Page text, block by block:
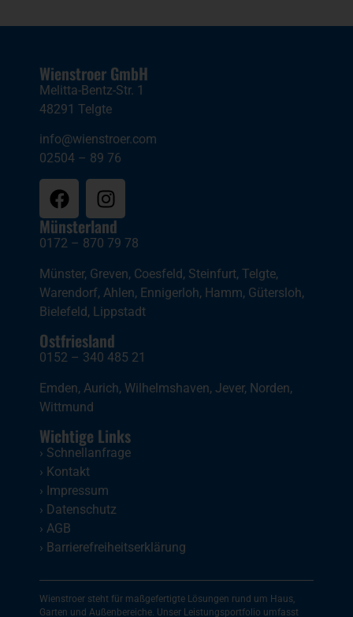
Wienstroer GmbH
Melitta-Bentz-Str. 1
48291 Telgte
info@wienstroer.com
02504 – 89 76
Münsterland
0172 – 870 79 78
Münster, Greven, Coesfeld, Steinfurt, Telgte,
Warendorf, Ahlen, Ennigerloh, Hamm, Gütersloh,
Bielefeld, Lippstadt
Ostfriesland
0152 – 340 485 21
Emden, Aurich, Wilhelmshaven, Jever, Norden,
Wittmund
Wichtige Links
› Schnellanfrage
› Kontakt
› Impressum
› Datenschutz
› AGB
› Barrierefreiheitserklärung
Wienstroer steht für maßgefertigte Lösungen rund um Haus,
Garten und Außenbereiche. Unser Leistungsportfolio umfasst